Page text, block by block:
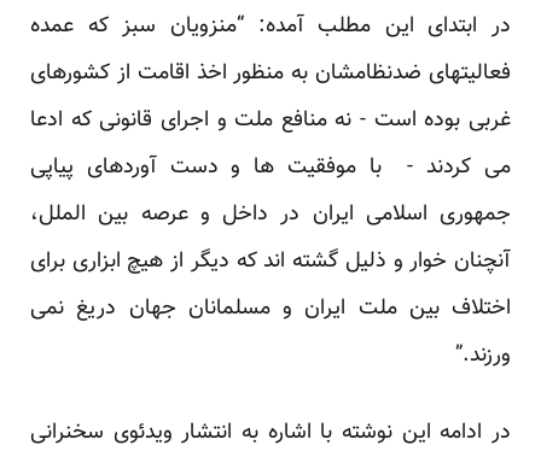
در ابتدای این مطلب آمده: “منزویان سبز که عمده
فعالیتهای ضدنظامشان به منظور اخذ اقامت از کشورهای
غربی بوده است - نه منافع ملت و اجرای قانونی که ادعا
می کردند - با موفقیت ها و دست آوردهای پیاپی
جمهوری اسلامی ایران در داخل و عرصه بین الملل،
آنچنان خوار و ذلیل گشته اند که دیگر از هیچ ابزاری برای
اختلاف بین ملت ایران و مسلمانان جهان دریغ نمی
ورزند.”
در ادامه این نوشته با اشاره به انتشار ویدئوی سخنرانی